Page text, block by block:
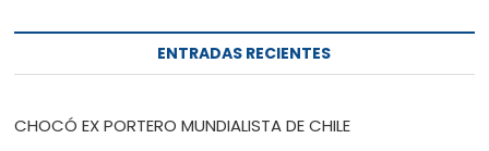
ENTRADAS RECIENTES
CHOCÓ EX PORTERO MUNDIALISTA DE CHILE